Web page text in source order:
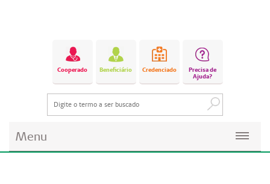
Cooperado Beneficiário Credenciado
Precisa de
Ajuda?
Menu